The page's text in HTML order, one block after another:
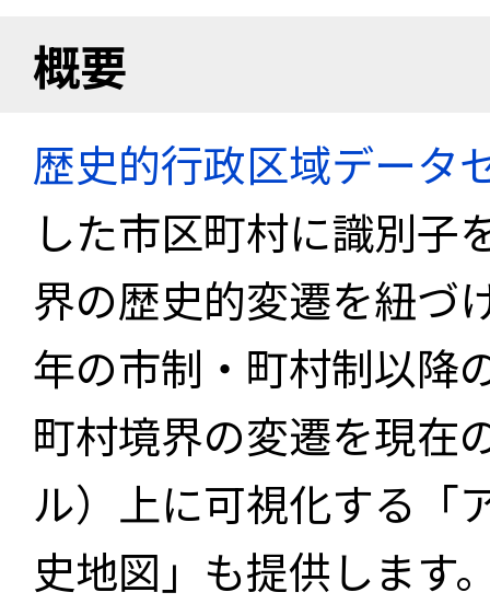
概要
歴史的行政区域データ
した市区町村に識別子
界の歴史的変遷を紐づ
年の市制・町村制以降
町村境界の変遷を現在
ル）上に可視化する「
史地図」も提供します